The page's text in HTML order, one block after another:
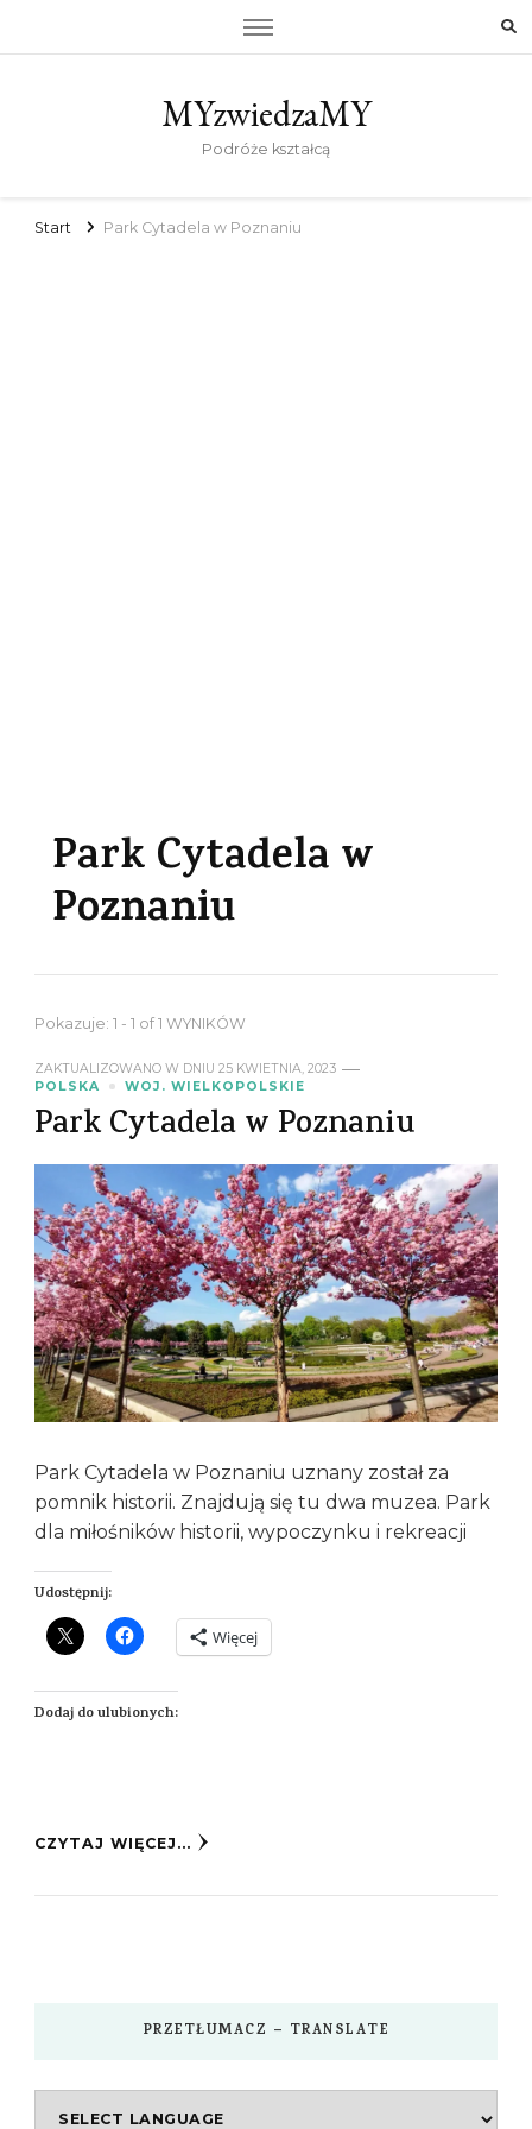
MYzwiedzaMY
Podróże kształcą
Start Park Cytadela w Poznaniu
Park Cytadela w
Poznaniu
Pokazuje: 1 - 1 of 1 WYNIKÓW
ZAKTUALIZOWANO W DNIU 25 KWIETNIA, 2023
POLSKA
WOJ. WIELKOPOLSKIE
Park Cytadela w Poznaniu
Park Cytadela w Poznaniu uznany został za
pomnik historii. Znajdują się tu dwa muzea. Park
dla miłośników historii, wypoczynku i rekreacji
Udostępnij:
Więcej
Dodaj do ulubionych:
CZYTAJ WIĘCEJ...
PRZETŁUMACZ – TRANSLATE